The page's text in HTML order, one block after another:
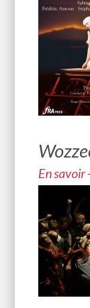
En savoir